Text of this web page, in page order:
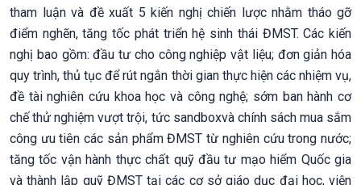
tham luận và đề xuất 5 kiến nghị chiến lược nhằm tháo gỡ
điểm nghẽn, tăng tốc phát triển hệ sinh thái ĐMST. Các kiến
nghị bao gồm: đầu tư cho công nghiệp vật liệu; đơn giản hóa
quy trình, thủ tục để rút ngắn thời gian thực hiện các nhiệm vụ,
đề tài nghiên cứu khoa học và công nghệ; sớm ban hành cơ
chế thử nghiệm vượt trội, tức sandboxvà chính sách mua sắm
công ưu tiên các sản phẩm ĐMST từ nghiên cứu trong nước;
tăng tốc vận hành thực chất quỹ đầu tư mạo hiểm Quốc gia
và thành lập quỹ ĐMST tại các cơ sở giáo dục đại học, viện